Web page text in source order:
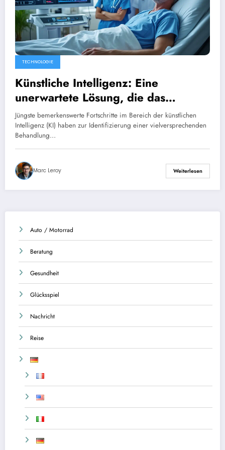
TECHNOLOGIE
Künstliche Intelligenz: Eine
unerwartete Lösung, die das
Schicksal eines Patienten mit
seltenen Krankheiten verändert
Jüngste bemerkenswerte Fortschritte im Bereich der künstlichen
Intelligenz (KI) haben zur Identifizierung einer vielversprechenden
Behandlung…
Marc Leroy Weiterlesen
Auto / Motorrad
Beratung
Gesundheit
Glücksspiel
Nachricht
Reise